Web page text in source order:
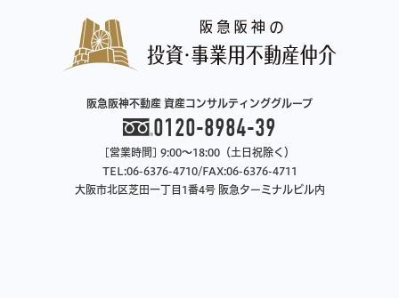
阪急阪神不動産 資産コンサルティンググループ
0120-8984-39
[営業時間] 9:00～18:00（土日祝除く）
TEL:06-6376-4710/FAX:06-6376-4711
大阪市北区芝田一丁目1番4号 阪急ターミナルビル内